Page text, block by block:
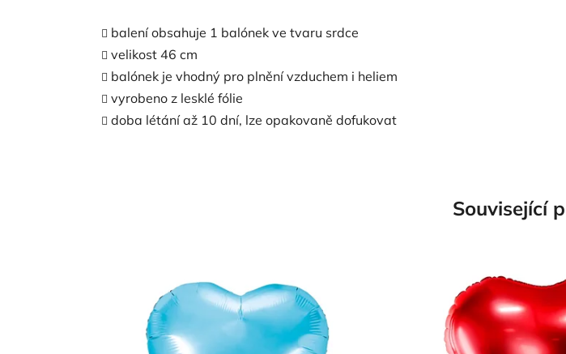
balení obsahuje 1 balónek ve tvaru srdce
velikost 46 cm
balónek je vhodný pro plnění vzduchem i heliem
vyrobeno z lesklé fólie
doba létání až 10 dní, lze opakovaně dofukovat
Související